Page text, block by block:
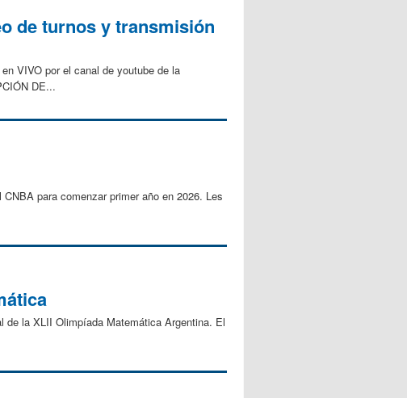
de turnos y transmisión
VIVO por el canal de youtube de la
DE...
para comenzar primer año en 2026. Les
de la XLII Olimpíada Matemática Argentina. El